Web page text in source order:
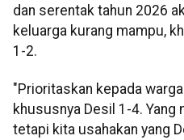
dan serentak tahun 2026
keluarga kurang mampu,
1-2.
"Prioritaskan kepada
khususnya Desil 1-4. Yang
tetapi kita usahakan yang